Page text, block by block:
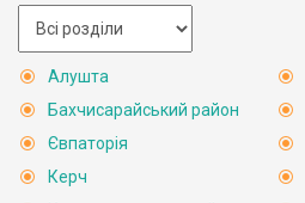
Алушта
Бахчисарайський район
Євпаторія
Керч